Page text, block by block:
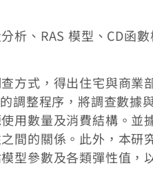
析、RAS 模型、CD函
方式，得出住宅與商業
調整程序，將調查數據
用數量及消費結構。並
間的關係。此外，本研
型參數及各類彈性值